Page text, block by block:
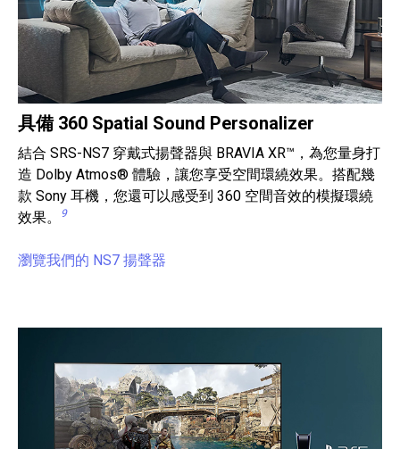
具備 360 Spatial Sound Personalizer
結合 SRS-NS7 穿戴式揚聲器與 BRAVIA XR™，為您量身打
造 Dolby Atmos® 體驗，讓您享受空間環繞效果。搭配幾
款 Sony 耳機，您還可以感受到 360 空間音效的模擬環繞
效果。
9
瀏覽我們的 NS7 揚聲器